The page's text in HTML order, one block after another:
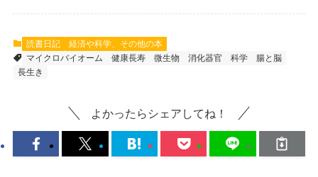
読書日記
経済や科学、その他の本
マイクロバイオーム
健康長寿 微生物 消化器官 科学
腸と脳
長生き
よかったらシェアしてね！